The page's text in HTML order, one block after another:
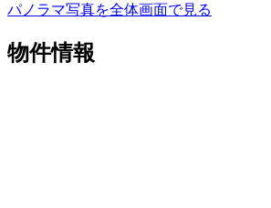
パノラマ写真を全体画面で見る
物件情報